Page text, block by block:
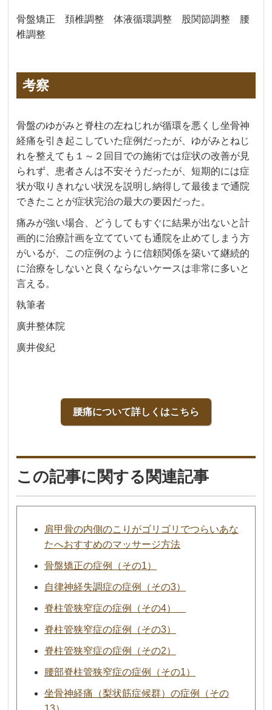
骨盤矯正 頚椎調整 体液循環調整 股関節調整 腰
椎調整
考察
骨盤のゆがみと脊柱の左ねじれが循環を悪くし坐骨神
経痛を引き起こしていた症例だったが、ゆがみとねじ
れを整えても１～２回目での施術では症状の改善が見
られず、患者さんは不安そうだったが、短期的には症
状が取りきれない状況を説明し納得して最後まで通院
できたことが症状完治の最大の要因だった。
痛みが強い場合、どうしてもすぐに結果が出ないと計
画的に治療計画を立てていても通院を止めてしまう方
がいるが、この症例のように信頼関係を築いて継続的
に治療をしないと良くならないケースは非常に多いと
言える。
執筆者
廣井整体院
廣井俊紀
腰痛について詳しくはこちら
この記事に関する関連記事
肩甲骨の内側のこりがゴリゴリでつらいあな
たへおすすめのマッサージ方法
骨盤矯正の症例（その1）
自律神経失調症の症例（その3）
脊柱管狭窄症の症例（その4）
脊柱管狭窄症の症例（その3）
脊柱管狭窄症の症例（その2）
腰部脊柱管狭窄症の症例（その1）
坐骨神経痛（梨状筋症候群）の症例（その